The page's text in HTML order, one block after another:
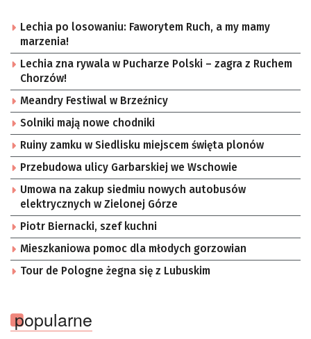
Lechia po losowaniu: Faworytem Ruch, a my mamy
marzenia!
Lechia zna rywala w Pucharze Polski – zagra z Ruchem
Chorzów!
Meandry Festiwal w Brzeźnicy
Solniki mają nowe chodniki
Ruiny zamku w Siedlisku miejscem święta plonów
Przebudowa ulicy Garbarskiej we Wschowie
Umowa na zakup siedmiu nowych autobusów
elektrycznych w Zielonej Górze
Piotr Biernacki, szef kuchni
Mieszkaniowa pomoc dla młodych gorzowian
Tour de Pologne żegna się z Lubuskim
popularne